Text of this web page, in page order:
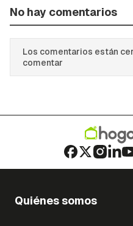
No hay comentarios
Los comentarios están
comentar
Quiénes somos